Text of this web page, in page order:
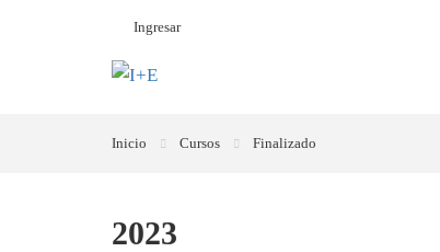
Ingresar
Inicio Cursos Finalizado
2023